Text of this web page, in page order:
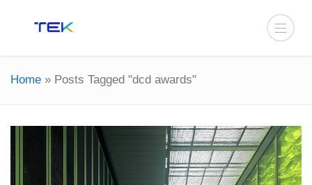
Home » Posts Tagged "dcd awards"